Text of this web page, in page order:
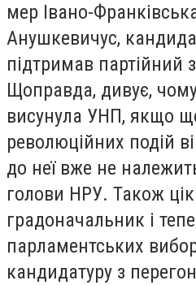
мер Івано-
Анушкевичус,
підтримав партійний
Щоправда, дивує,
висунула УНП, якщо
революційних подій
до неї вже не
голови НРУ. Також
градоначальник і
парламентських
кандидатуру з